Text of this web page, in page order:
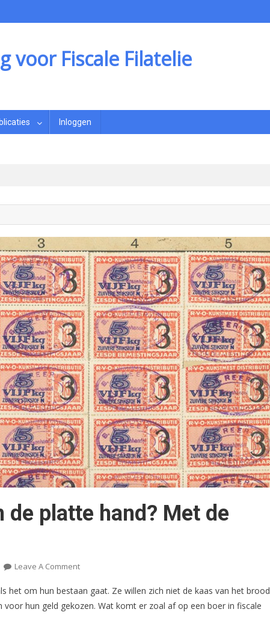
voor Fiscale Filatelie
Inloggen
platte hand? Met de
Leave A CommentOn
Het
Platteland
het om hun bestaan gaat. Ze willen zich niet de kaas van het brood
hun geld gekozen. Wat komt er zoal af op een boer in fiscale